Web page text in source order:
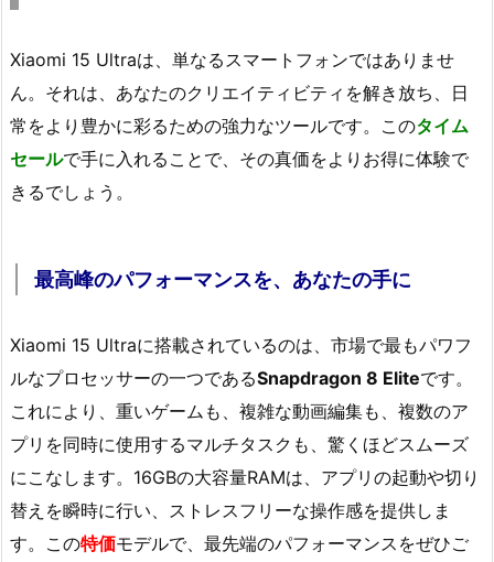
Xiaomi 15 Ultraは、単なるスマートフォンではありませ
ん。それは、あなたのクリエイティビティを解き放ち、日
常をより豊かに彩るための強力なツールです。このタイム
セールで手に入れることで、その真価をよりお得に体験で
きるでしょう。
最高峰のパフォーマンスを、あなたの手に
Xiaomi 15 Ultraに搭載されているのは、市場で最もパワフ
ルなプロセッサーの一つであるSnapdragon 8 Eliteです。
これにより、重いゲームも、複雑な動画編集も、複数のア
プリを同時に使用するマルチタスクも、驚くほどスムーズ
にこなします。16GBの大容量RAMは、アプリの起動や切り
替えを瞬時に行い、ストレスフリーな操作感を提供しま
す。この特価モデルで、最先端のパフォーマンスをぜひご